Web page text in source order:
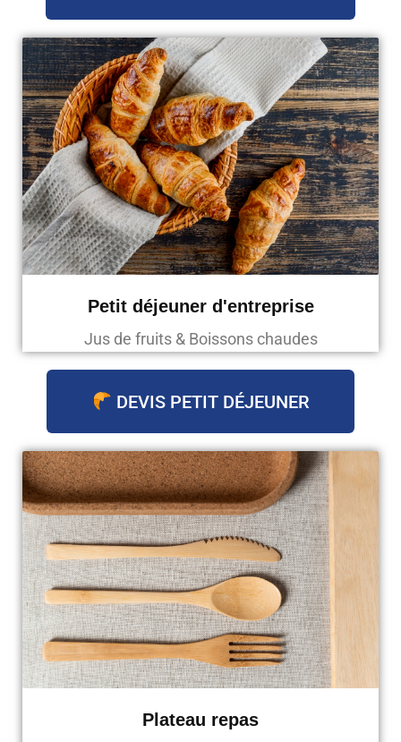
Petit déjeuner d'entreprise
Jus de fruits & Boissons chaudes
DEVIS PETIT DÉJEUNER
Plateau repas